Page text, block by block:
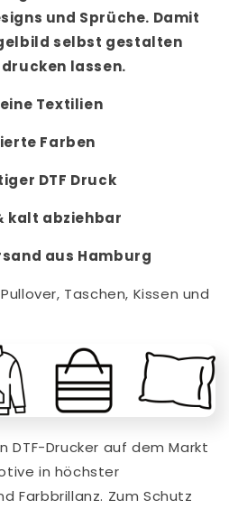
und Sprüche. Damit
selbst gestalten
lassen.
Textilien
Farben
DTF Druck
kalt abziehbar
aus Hamburg
Taschen, Kissen und
DTF-Drucker auf dem Markt
in höchster
Farbbrillanz. Zum Schutz